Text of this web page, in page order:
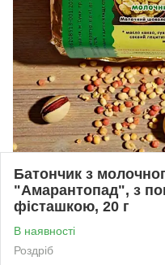
Батончик з
"Амарантопад", з
фісташкою, 20 г
В наявності
Роздріб